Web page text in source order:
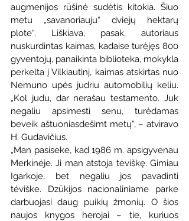
augmenijos rūšinė sudėtis kitokia. Šiuo
metu „savanoriauju“ dviejų hektarų
plote“. Liškiava, pasak, autoriaus
nuskurdintas kaimas, kadaise turėjęs 800
gyventojų, panaikinta biblioteka, mokykla
perkelta į Vilkiautinį, kaimas atskirtas nuo
Nemuno upės judriu automobilių keliu.
„Kol judu, dar nerašau testamento. Juk
negaliu apsimesti senu, turėdamas
beveik aštuoniasdešimt metų“, – atviravo
H. Gudavičius.
„Man pasisekė, kad 1986 m. apsigyvenau
Merkinėje. Ji man atstoja tėviškę. Gimiau
Igarkoje, bet negaliu jos pavadinti
tėviške. Dzūkijos nacionaliniame parke
darbuojasi daug puikių žmonių. O šios
naujos knygos herojai – tie, kuriuos